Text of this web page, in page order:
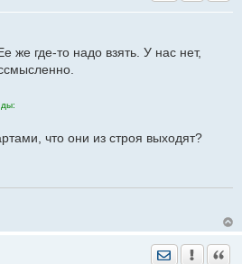
же где-то надо взять. У нас нет,
что они из строя выходят?
Отправить